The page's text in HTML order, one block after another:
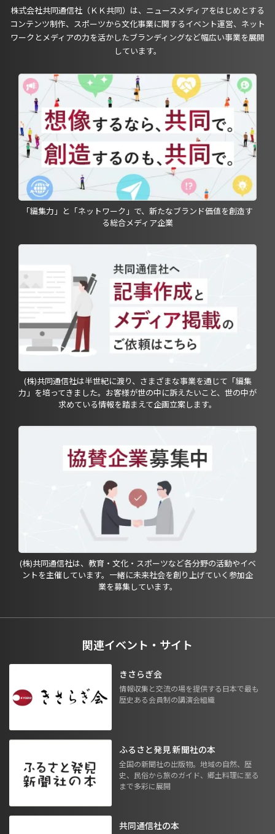
株式会社共同通信社（ＫＫ共同）は、ニュースメディアをはじめとする
コンテンツ制作、スポーツから文化事業に関するイベント運営、ネット
ワークとメディアの力を活かしたブランディングなど幅広い事業を展開
しています。
「編集力」と「ネットワーク」で、新たなブランド価値を創造す
る総合メディア企業
(株)共同通信社は半世紀に渡り、さまざまな事業を通じて「編集
力」を培ってきました。お客様が世の中に訴えたいこと、世の中が
求めている情報を踏まえて企画立案します。
(株)共同通信社は、教育・文化・スポーツなど各分野の活動やイベ
ントを主催しています。一緒に未来社会を創り上げていく参加企
業を募集しています。
関連イベント・サイト
きさらぎ会
情報収集と交流の場を提供する日本で最も
歴史ある会員制の講演会組織
ふるさと発見 新聞社の本
全国の新聞社の出版物。地域の自然、歴
史、民俗から旅のガイド、郷土料理に至る
まで多彩に展開
共同通信社の本